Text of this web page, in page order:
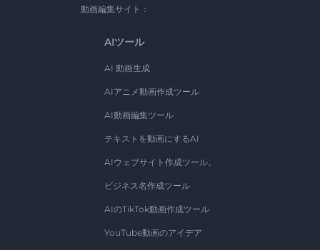
動画編集サイト：
AIツール
AI 動画生成
AIアニメ動画作成ツール
AI動画編集ツール
テキストを動画にするAI
AIウェブサイト作成ツール。
ビジネス名作成ツール
AIのTikTok動画作成ツール
YouTube動画のアイデア